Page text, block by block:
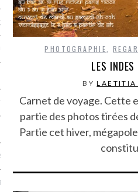
PHOTOGRAPHIE ,
LES
BYLAETITIA
Carnet de voyage. Cette
partie des photos tirées
Partie cet hiver,